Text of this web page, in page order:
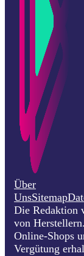
Über
UnsSitemap
Die Redaktion
von
Online-Shops
Vergütung